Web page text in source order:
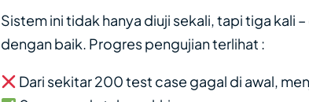
Sistem ini tidak hanya diuji sekali, tapi tiga kali
dengan baik. Progres pengujian terlihat :
Dari sekitar 200 test case gagal di awal,